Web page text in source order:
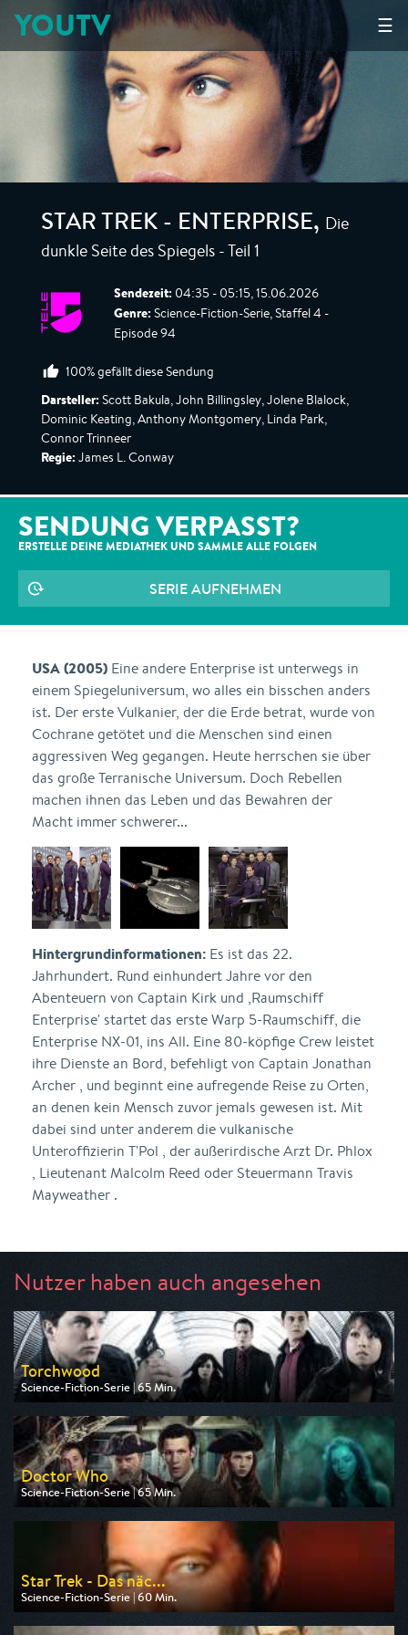
☰
YOUTV
STAR TREK - ENTERPRISE, Die
dunkle Seite des Spiegels - Teil 1
Sendezeit: 04:35 - 05:15, 15.06.2026
Genre: Science-Fiction-Serie, Staffel 4 -
Episode 94
100% gefällt diese Sendung
Darsteller: Scott Bakula, John Billingsley, Jolene Blalock,
Dominic Keating, Anthony Montgomery, Linda Park,
Connor Trinneer
Regie: James L. Conway
SENDUNG VERPASST?
ERSTELLE DEINE MEDIATHEK UND SAMMLE ALLE FOLGEN
SERIE AUFNEHMEN
USA (2005) Eine andere Enterprise ist unterwegs in
einem Spiegeluniversum, wo alles ein bisschen anders
ist. Der erste Vulkanier, der die Erde betrat, wurde von
Cochrane getötet und die Menschen sind einen
aggressiven Weg gegangen. Heute herrschen sie über
das große Terranische Universum. Doch Rebellen
machen ihnen das Leben und das Bewahren der
Macht immer schwerer...
Hintergrundinformationen: Es ist das 22.
Jahrhundert. Rund einhundert Jahre vor den
Abenteuern von Captain Kirk und ,Raumschiff
Enterprise' startet das erste Warp 5-Raumschiff, die
Enterprise NX-01, ins All. Eine 80-köpfige Crew leistet
ihre Dienste an Bord, befehligt von Captain Jonathan
Archer , und beginnt eine aufregende Reise zu Orten,
an denen kein Mensch zuvor jemals gewesen ist. Mit
dabei sind unter anderem die vulkanische
Unteroffizierin T'Pol , der außerirdische Arzt Dr. Phlox
, Lieutenant Malcolm Reed oder Steuermann Travis
Mayweather .
Nutzer haben auch angesehen
Torchwood
Science-Fiction-Serie | 65 Min.
Ausgestrahlt von Tele 5
am 10.08.2026, 22:15
Doctor Who
Science-Fiction-Serie | 65 Min.
Ausgestrahlt von Tele 5
am 09.08.2026, 16:05
Star Trek - Das näc...
Science-Fiction-Serie | 60 Min.
Ausgestrahlt von Tele 5
am 10.08.2026, 15:05